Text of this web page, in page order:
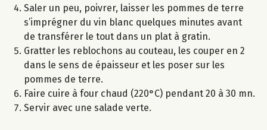
Saler un peu, poivrer, laisser les pommes de terre
s’imprégner du vin blanc quelques minutes avant
de transférer le tout dans un plat à gratin.
Gratter les reblochons au couteau, les couper en 2
dans le sens de épaisseur et les poser sur les
pommes de terre.
Faire cuire à four chaud (220°C) pendant 20 à 30 mn.
Servir avec une salade verte.